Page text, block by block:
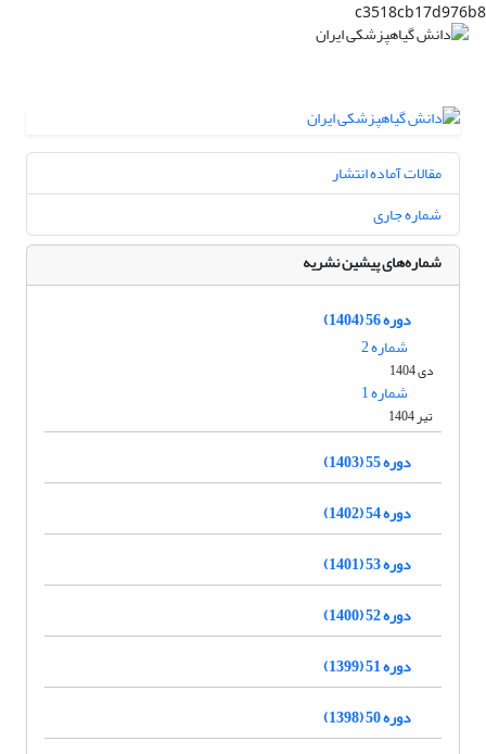
c3518cb17d976b8
مقالات آماده انتشار
شماره جاری
شماره‌های پیشین نشریه
دوره 56 (1404)
شماره 2
دی 1404
شماره 1
تیر 1404
دوره 55 (1403)
دوره 54 (1402)
دوره 53 (1401)
دوره 52 (1400)
دوره 51 (1399)
دوره 50 (1398)